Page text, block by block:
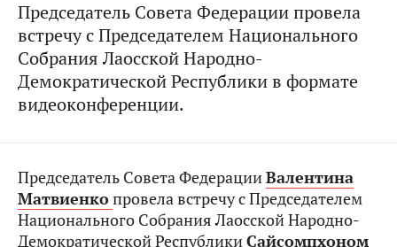
Председатель Совета Федерации провела
встречу с Председателем Национального
Собрания Лаосской Народно-
Демократической Республики в формате
видеоконференции.
Председатель Совета ФедерацииВалентина
Матвиенкопровела встречу с Председателем
Национального Собрания Лаосской Народно-
Демократической РеспубликиСайсомпхоном